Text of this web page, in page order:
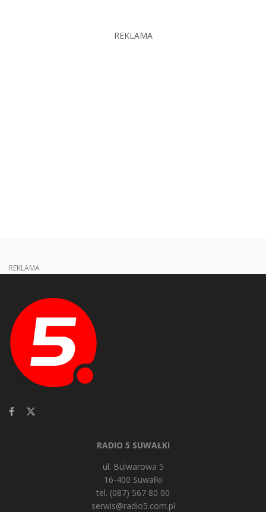
REKLAMA
REKLAMA
RADIO 5 SUWAŁKI
ul. Bulwarowa 5
16-400 Suwałki
tel. (087) 567 80 00
serwis@radio5.com.pl